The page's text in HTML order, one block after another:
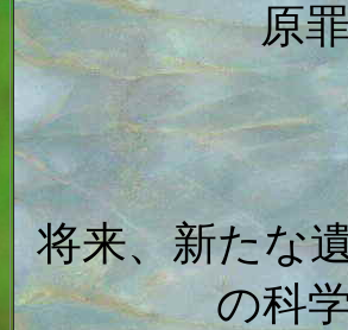
原
将来、新たな
の科